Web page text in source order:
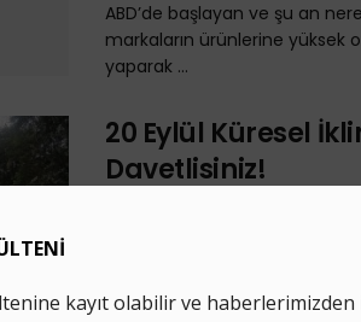
ABD’de başlayan ve şu an
markaların ürünlerine yüksek
yaparak ...
20 Eylül Küresel
Davetlisiniz!
20-27 Eylül tarihleri arasında
yanında gerçekleşecek iklim
Gelecek” adı altında bir araya